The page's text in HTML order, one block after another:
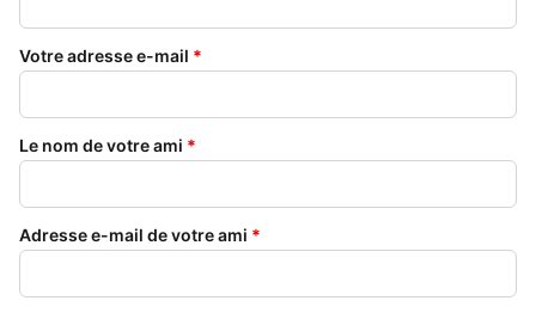
Votre adresse e-mail *
Le nom de votre ami *
Adresse e-mail de votre ami *